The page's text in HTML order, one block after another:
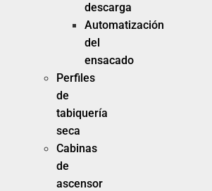
descarga
Automatización
del
ensacado
Perfiles
de
tabiquería
seca
Cabinas
de
ascensor